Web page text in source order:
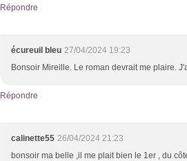
Répondre
écureuil bleu 27/04/2024 19:23
Bonsoir Mireille. Le roman devrait me plaire.
Répondre
calinette55 26/04/2024 21:23
bonsoir ma belle ,il me plait bien le 1er , du